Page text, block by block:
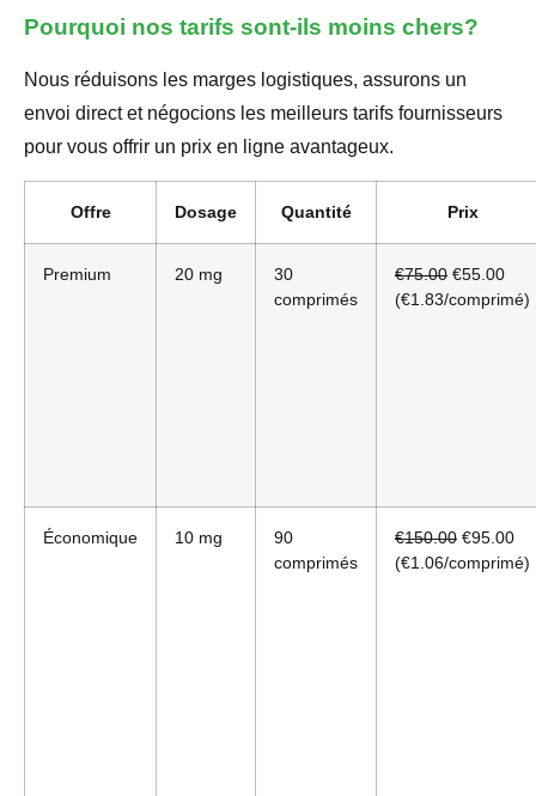
Pourquoi nos tarifs sont-ils moins chers?
Nous réduisons les marges logistiques, assurons un
envoi direct et négocions les meilleurs tarifs fournisseurs
pour vous offrir un prix en ligne avantageux.
Offre Dosage Quantité Prix
Premium 20 mg
30
comprimés
€75.00 €55.00
(€1.83/comprimé)
Économique 10 mg
90
comprimés
€150.00 €95.00
(€1.06/comprimé)